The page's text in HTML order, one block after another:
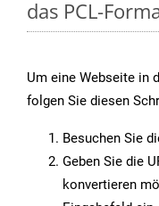
das PCL-
Um eine Webseite in
folgen Sie diesen
Besuchen Sie
Geben Sie die
konvertieren